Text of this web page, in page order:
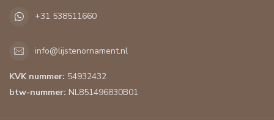
+31 538511660
info@lijstenornament.nl
KVK nummer: 54932432
btw-nummer: NL851496830B01